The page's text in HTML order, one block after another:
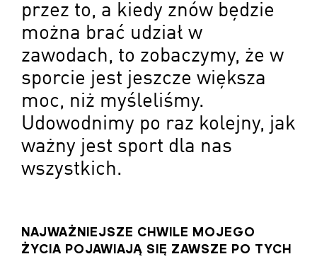
przez to, a kiedy znów będzie
można brać udział w
zawodach, to zobaczymy, że w
sporcie jest jeszcze większa
moc, niż myśleliśmy.
Udowodnimy po raz kolejny, jak
ważny jest sport dla nas
wszystkich.
NAJWAŻNIEJSZE CHWILE MOJEGO
ŻYCIA POJAWIAJĄ SIĘ ZAWSZE PO TYCH